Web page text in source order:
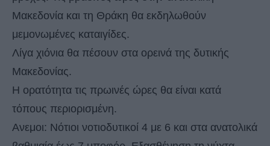
Μακεδονία και τη Θράκη θα εκδηλωθούν
μεμονωμένες καταιγίδες.
Λίγα χιόνια θα πέσουν στα ορεινά της δυτικής
Μακεδονίας.
Η ορατότητα τις πρωινές ώρες θα είναι κατά
τόπους περιορισμένη.
Ανεμοι: Νότιοι νοτιοδυτικοί 4 με 6 και στα ανατολικά